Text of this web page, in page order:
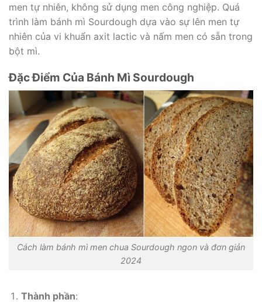
men tự nhiên, không sử dụng men công nghiệp. Quá
trình làm bánh mì Sourdough dựa vào sự lên men tự
nhiên của vi khuẩn axit lactic và nấm men có sẵn trong
bột mì.
Đặc Điểm Của Bánh Mì Sourdough
Cách làm bánh mì men chua Sourdough ngon và đơn giản
2024
Thành phần: